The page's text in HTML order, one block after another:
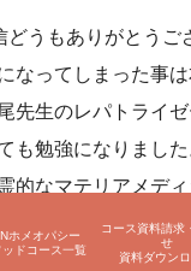
ホメオパシー
ッドコース一覧
コース資料請求
せ
資料ダウン
どうもありがとうご
なってしまった事
先生のレパトライ
も勉強になりまし
的なマテリアメデ
のお話も大変勉強に
て頂けると有難い